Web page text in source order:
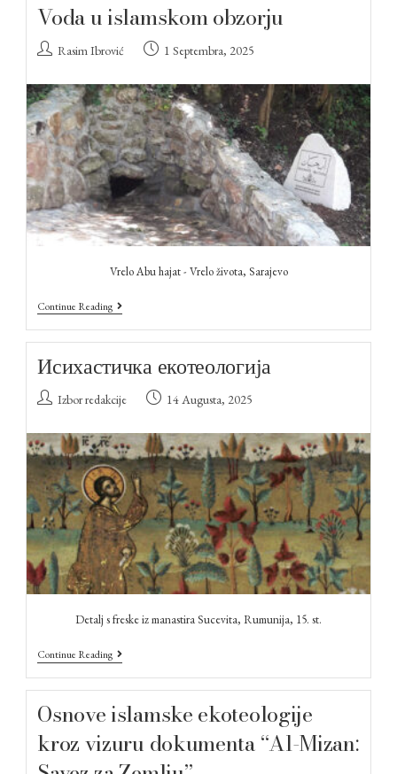
Voda u islamskom obzorju
Rasim Ibrović 1 Septembra, 2025
Vrelo Abu hajat - Vrelo života, Sarajevo
Continue Reading
Исихастичка екотеологија
Izbor redakcije 14 Augusta, 2025
Detalj s freske iz manastira Sucevita, Rumunija, 15. st.
Continue Reading
Osnove islamske ekoteologije
kroz vizuru dokumenta “Al-Mizan: